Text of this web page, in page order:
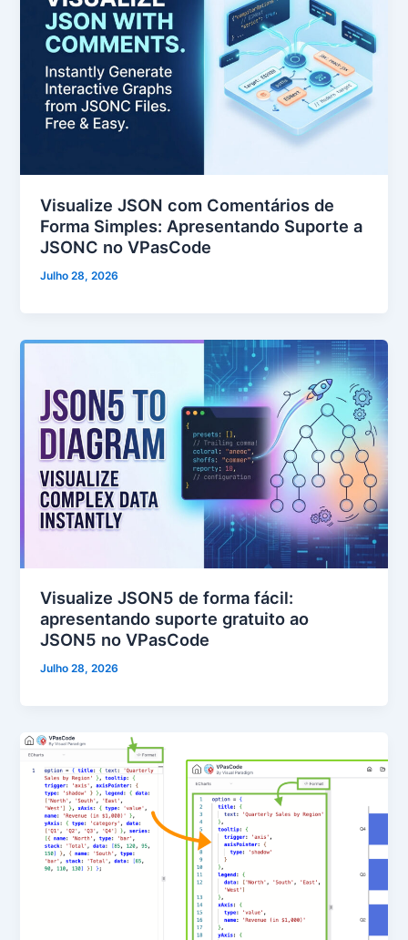
Visualize JSON com Comentários de
Forma Simples: Apresentando Suporte a
JSONC no VPasCode
Julho 28, 2026
Visualize JSON5 de forma fácil:
apresentando suporte gratuito ao
JSON5 no VPasCode
Julho 28, 2026